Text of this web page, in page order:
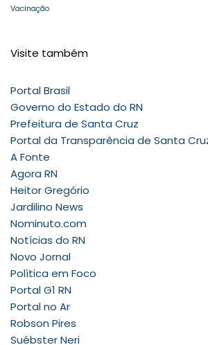
Vacinação
Visite também
Portal Brasil
Governo do Estado do RN
Prefeitura de Santa Cruz
Portal da Transparência de Santa
A Fonte
Agora RN
Heitor Gregório
Jardilino News
Nominuto.com
Notícias do RN
Novo Jornal
Política em Foco
Portal G1 RN
Portal no Ar
Robson Pires
Suébster Neri